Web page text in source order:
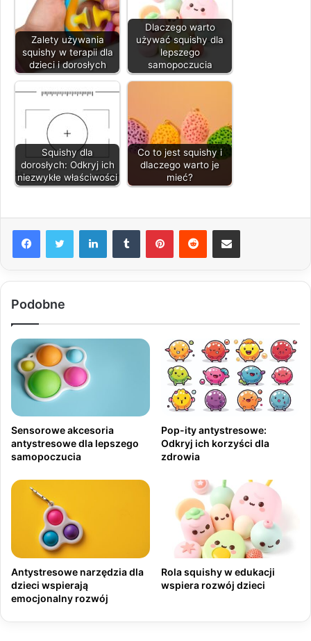
Zalety używania
squishy w terapii dla
dzieci i dorosłych
Dlaczego warto
używać squishy dla
lepszego
samopoczucia
Squishy dla
dorosłych: Odkryj ich
niezwykłe właściwości
Co to jest squishy i
dlaczego warto je
mieć?
LinkedInTumblr PinterestReddit Share via Email
Podobne
Sensorowe akcesoria
antystresowe dla lepszego
samopoczucia
Pop-ity antystresowe:
Odkryj ich korzyści dla
zdrowia
Antystresowe narzędzia dla
dzieci wspierają
emocjonalny rozwój
Rola squishy w edukacji
wspiera rozwój dzieci